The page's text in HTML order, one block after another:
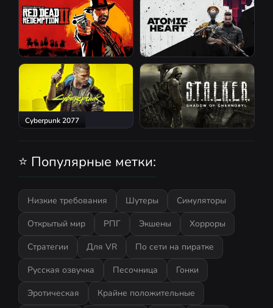
Red Dead Redemption 2 Atomic Heart
Cyberpunk 2077
⭐ Популярные метки:
Низкие требования Шутеры
Симуляторы
Открытый мир
РПГ Экшены
Хорроры
Стратегии
Для VR
По сети на пиратке
Русская озвучка
Песочница
Гонки
Эротическая
Крайне положительные